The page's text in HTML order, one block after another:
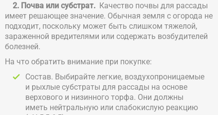
2. Почва или субстрат. Качество почвы для рассады
имеет решающее значение. Обычная земля с огорода не
подходит, поскольку может быть слишком тяжелой,
зараженной вредителями или содержать возбудителей
болезней.
На что обратить внимание при покупке:
Состав. Выбирайте легкие, воздухопроницаемые
и рыхлые субстраты для рассады на основе
верхового и низинного торфа. Они должны
иметь нейтральную или слабокислую реакцию